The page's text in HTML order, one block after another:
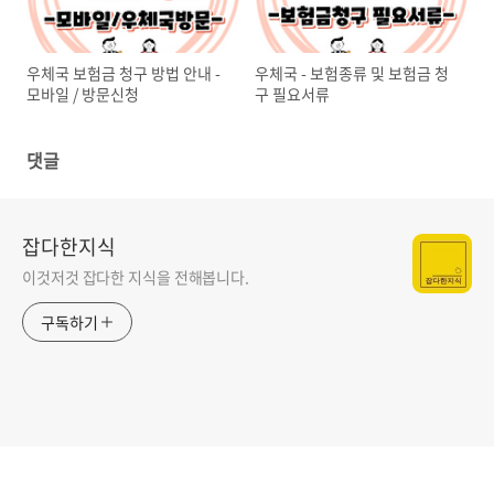
우체국 보험금 청구 방법 안내 -
모바일 / 방문신청
우체국 - 보험종류 및 보험금 청
구 필요서류
댓글
잡다한지식
이것저것 잡다한 지식을 전해봅니다.
구독하기